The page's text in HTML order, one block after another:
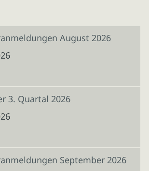
August 2026
3. Quartal 2026
September 2026